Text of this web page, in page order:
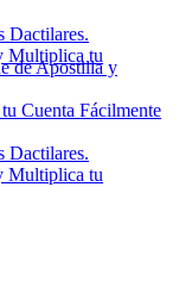
Dactilares.
Multiplica tu
de Apostilla y
Cuenta Fácilmente
Dactilares.
Multiplica tu